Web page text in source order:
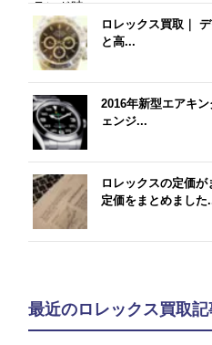
ロレックス買取｜
と高...
2016年新型エアキ
ェンジ...
ロレックスの定価
定価をまとめました
最近のロレックス買取記